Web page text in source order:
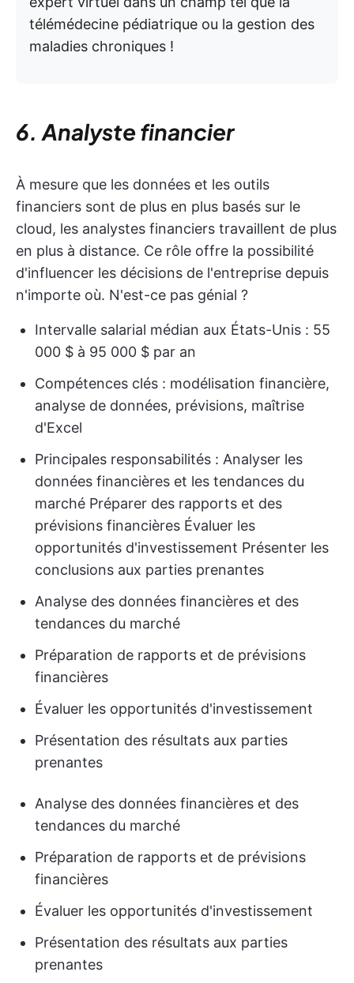
télémédecine pédiatrique ou la gestion des
maladies chroniques !
6. Analyste financier
À mesure que les données et les outils
financiers sont de plus en plus basés sur le
cloud, les analystes financiers travaillent de plus
en plus à distance. Ce rôle offre la possibilité
d'influencer les décisions de l'entreprise depuis
n'importe où. N'est-ce pas génial ?
Intervalle salarial médian aux États-Unis : 55
000 $ à 95 000 $ par an
Compétences clés : modélisation financière,
analyse de données, prévisions, maîtrise
d'Excel
Principales responsabilités : Analyser les
données financières et les tendances du
marché Préparer des rapports et des
prévisions financières Évaluer les
opportunités d'investissement Présenter les
conclusions aux parties prenantes
Analyse des données financières et des
tendances du marché
Préparation de rapports et de prévisions
financières
Évaluer les opportunités d'investissement
Présentation des résultats aux parties
prenantes
Analyse des données financières et des
tendances du marché
Préparation de rapports et de prévisions
financières
Évaluer les opportunités d'investissement
Présentation des résultats aux parties
prenantes